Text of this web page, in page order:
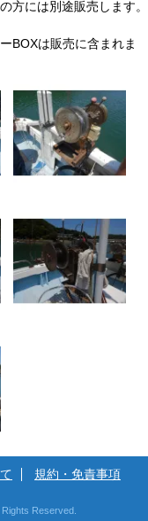
方には別途販売します。
BOXは販売に含まれま
規約・免責事項
Reserved.